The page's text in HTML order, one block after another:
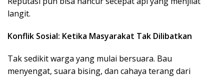
langit.
Konflik Sosial: Ketika Masyarakat Tak Dilibatkan
Tak sedikit warga yang mulai bersuara. Bau
menyengat, suara bising, dan cahaya terang dari